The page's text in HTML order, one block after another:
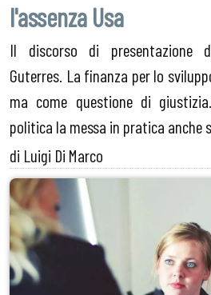
l'assenza Usa
Il discorso di presentazione
Guterres. La finanza per lo
ma come questione di
politica la messa in pratica anche
di Luigi Di Marco